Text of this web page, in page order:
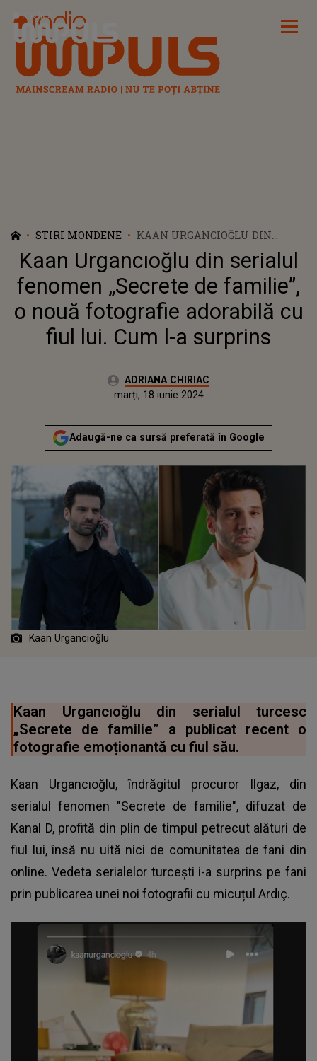
Radio Impuls
STIRI MONDENE
KAAN URGANCIOĞLU DIN
SERIALUL FENOMEN „SECRETE
DE FAMILIE”, O NOUĂ
FOTOGRAFIE ADORABILĂ CU
FIUL LUI. CUM L-A SURPRINS
Kaan Urgancıoğlu din serialul
fenomen „Secrete de familie”,
o nouă fotografie adorabilă cu
fiul lui. Cum l-a surprins
Autor:ADRIANA CHIRIAC
Actualizat:
marți, 18 iunie 2024
Adaugă-ne ca sursă preferată în Google
Kaan Urgancıoğlu
Kaan Urgancıoğlu din serialul turcesc
„Secrete de familie” a publicat recent o
fotografie emoționantă cu fiul său.
Kaan Urgancıoğlu, îndrăgitul procuror Ilgaz, din
serialul fenomen "Secrete de familie", difuzat de
Kanal D, profită din plin de timpul petrecut alături de
fiul lui, însă nu uită nici de comunitatea de fani din
online. Vedeta serialelor turceşti i-a surprins pe fani
prin publicarea unei noi fotografii cu micuțul Ardıç.